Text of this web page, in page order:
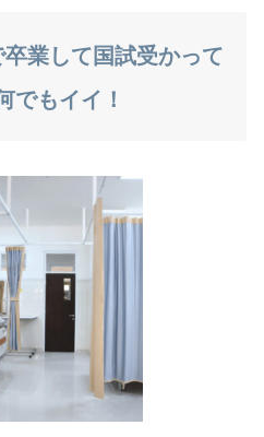
業して国試受かって
でもイイ！